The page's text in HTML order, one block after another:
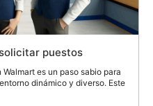
puestos
es un paso sabio para
dinámico y diverso. Este